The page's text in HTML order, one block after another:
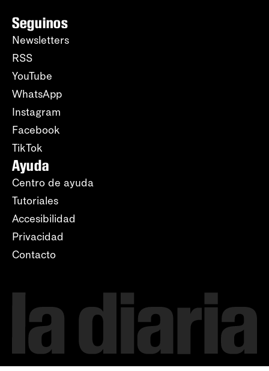
Seguinos
Newsletters
RSS
YouTube
WhatsApp
Instagram
Facebook
TikTok
Ayuda
Centro de ayuda
Tutoriales
Accesibilidad
Privacidad
Contacto